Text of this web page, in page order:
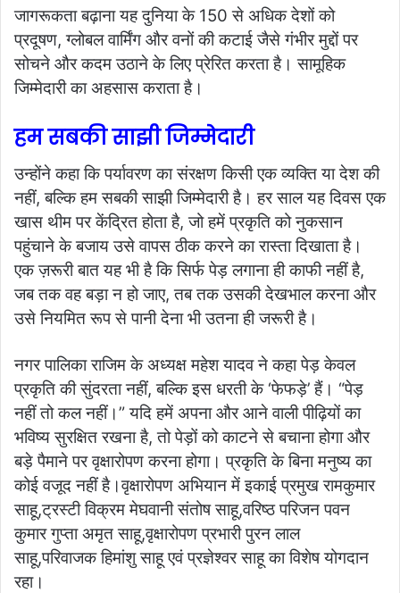
जागरूकता बढ़ाना यह दुनिया के 150 से अधिक देशों को
प्रदूषण, ग्लोबल वार्मिंग और वनों की कटाई जैसे गंभीर मुद्दों पर
सोचने और कदम उठाने के लिए प्रेरित करता है। सामूहिक
जिम्मेदारी का अहसास कराता है।
हम सबकी साझी जिम्मेदारी
उन्होंने कहा कि पर्यावरण का संरक्षण किसी एक व्यक्ति या देश की
नहीं, बल्कि हम सबकी साझी जिम्मेदारी है। हर साल यह दिवस एक
खास थीम पर केंद्रित होता है, जो हमें प्रकृति को नुकसान
पहुंचाने के बजाय उसे वापस ठीक करने का रास्ता दिखाता है।
एक ज़रूरी बात यह भी है कि सिर्फ पेड़ लगाना ही काफी नहीं है,
जब तक वह बड़ा न हो जाए, तब तक उसकी देखभाल करना और
उसे नियमित रूप से पानी देना भी उतना ही जरूरी है।
नगर पालिका राजिम के अध्यक्ष महेश यादव ने कहा पेड़ केवल
प्रकृति की सुंदरता नहीं, बल्कि इस धरती के ‘फेफड़े’ हैं। “पेड़
नहीं तो कल नहीं।” यदि हमें अपना और आने वाली पीढ़ियों का
भविष्य सुरक्षित रखना है, तो पेड़ों को काटने से बचाना होगा और
बड़े पैमाने पर वृक्षारोपण करना होगा। प्रकृति के बिना मनुष्य का
कोई वजूद नहीं है।वृक्षारोपण अभियान में इकाई प्रमुख रामकुमार
साहू,ट्रस्टी विक्रम मेघवानी संतोष साहू,वरिष्ठ परिजन पवन
कुमार गुप्ता अमृत साहू,वृक्षारोपण प्रभारी पुरन लाल
साहू,परिवाजक हिमांशु साहू एवं प्रज्ञेश्वर साहू का विशेष योगदान
रहा।